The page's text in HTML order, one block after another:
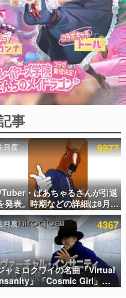
キング
ージビュー数万以上！ などな
、電ファミ渾身の“殿堂入り”記
方々に製作時のエピソードをお
ゲーム）とは何か？を探ってい
い。『赫本』は、〈試験問題〉
集です。
市場を担う若きクリエイター達
と情熱を探っていきます。
事
目度 9977
・ばあちゃるさんが引退
発表。時期などの詳細は8月9
15時からの配信で説明
目度 4367
ャミロクワイの名曲「Virtual
」「Cosmic Girl」
Canned Heat」公式日本語字